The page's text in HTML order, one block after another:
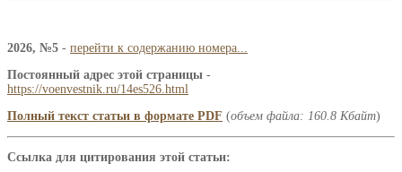
2026, №5 - перейти к содержанию номера...
Постоянный адрес этой страницы -
https://voenvestnik.ru/14es526.html
Полный текст статьи в формате PDF (объем файла: 160.8 Кбайт)
Ссылка для цитирования этой статьи: